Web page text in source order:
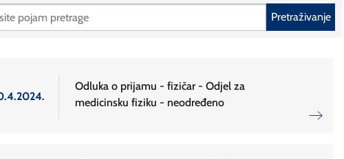
Pretraživanje
Odluka o prijamu - fizičar - Odjel za
medicinsku fiziku - neodređeno